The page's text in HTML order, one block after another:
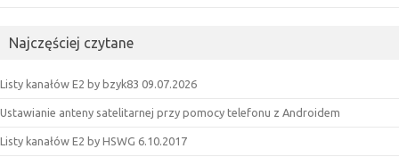
Najczęściej czytane
Listy kanałów E2 by bzyk83 09.07.2026
Ustawianie anteny satelitarnej przy pomocy telefonu z Androidem
Listy kanałów E2 by HSWG 6.10.2017